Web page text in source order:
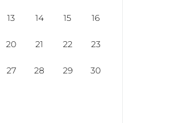
13 14 15 16
20 21 22 23
27 28 29 30